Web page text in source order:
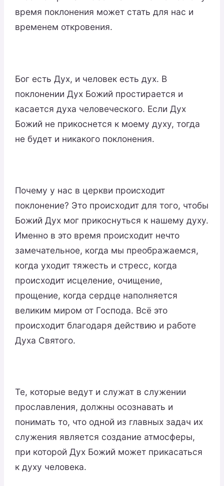
время поклонения может стать для нас и
временем откровения.
Бог есть Дух, и человек есть дух. В
поклонении Дух Божий простирается и
касается духа человеческого. Если Дух
Божий не прикоснется к моему духу, тогда
не будет и никакого поклонения.
Почему у нас в церкви происходит
поклонение? Это происходит для того, чтобы
Божий Дух мог прикоснуться к нашему духу.
Именно в это время происходит нечто
замечательное, когда мы преображаемся,
когда уходит тяжесть и стресс, когда
происходит исцеление, очищение,
прощение, когда сердце наполняется
великим миром от Господа. Всё это
происходит благодаря действию и работе
Духа Святого.
Те, которые ведут и служат в служении
прославления, должны осознавать и
понимать то, что одной из главных задач их
служения является создание атмосферы,
при которой Дух Божий может прикасаться
к духу человека.